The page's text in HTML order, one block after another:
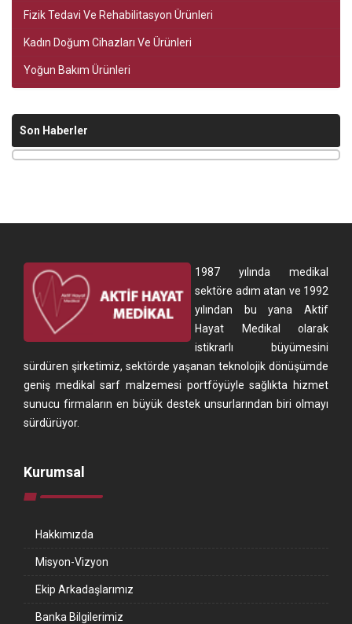
Fizik Tedavi Ve Rehabilitasyon Ürünleri
Kadın Doğum Cihazları Ve Ürünleri
Yoğun Bakım Ürünleri
Son Haberler
1987 yılında medikal
sektöre adım atan ve 1992
yılından bu yana Aktif
Hayat Medikal olarak
istikrarlı büyümesini
sürdüren şirketimiz, sektörde yaşanan teknolojik dönüşümde
geniş medikal sarf malzemesi portföyüyle sağlıkta hizmet
sunucu firmaların en büyük destek unsurlarından biri olmayı
sürdürüyor.
Kurumsal
Hakkımızda
Misyon-Vizyon
Ekip Arkadaşlarımız
Banka Bilgilerimiz